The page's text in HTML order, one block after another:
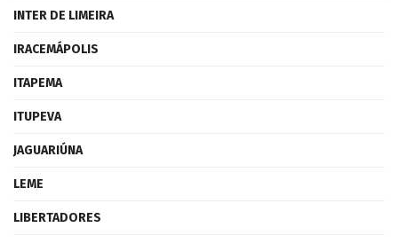
INTER DE LIMEIRA
IRACEMÁPOLIS
ITAPEMA
ITUPEVA
JAGUARIÚNA
LEME
LIBERTADORES